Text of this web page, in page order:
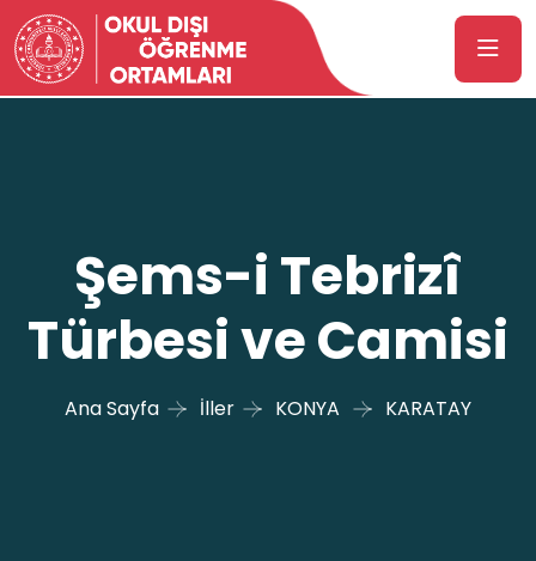
Şems-i Tebrizî
Türbesi ve Camisi
Ana Sayfa İller KONYA KARATAY